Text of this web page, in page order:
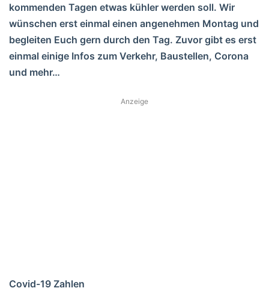
kommenden Tagen etwas kühler werden soll. Wir
wünschen erst einmal einen angenehmen Montag und
begleiten Euch gern durch den Tag. Zuvor gibt es erst
einmal einige Infos zum Verkehr, Baustellen, Corona
und mehr…
Anzeige
Covid-19 Zahlen